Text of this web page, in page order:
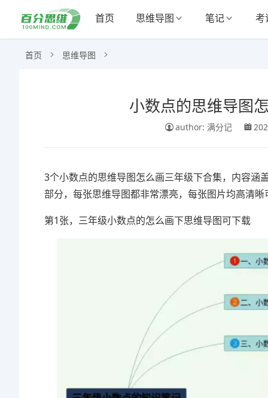
首页 思维导图 笔记 考
首页 思维导图
小数点的思维导图
author: 满分记
3个小数点的思维导图怎么画三年级下合集，内容涵
部分，每张思维导图都非常漂亮，每张图片均高清晰
第1张，三年级小数点的怎么画下思维导图可下载